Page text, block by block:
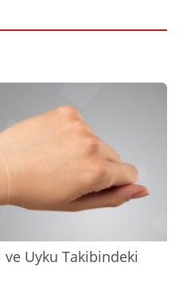
ve Uyku Takibindeki